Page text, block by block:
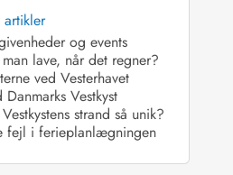
og events
lave, når det regner?
ved Vesterhavet
Vestkyst
strand så unik?
fejl i ferieplanlægningen